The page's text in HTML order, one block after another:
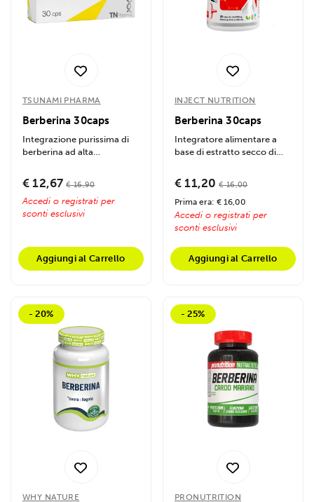
TSUNAMI PHARMA
Berberina 30caps
Integrazione purissima di
berberina ad alta
€ 12,67 € 16,90
Accedi o registrati per
sconti esclusivi
Aggiungi al Carrello
INJECT NUTRITION
Berberina 30caps
Integratore alimentare a
base di estratto secco di
capsule....
€ 11,20 € 16,00
Prima era: € 16,00
Accedi o registrati per
sconti esclusivi
Aggiungi al Carrello
- 20%
WHY NATURE
- 25%
PRONUTRITION